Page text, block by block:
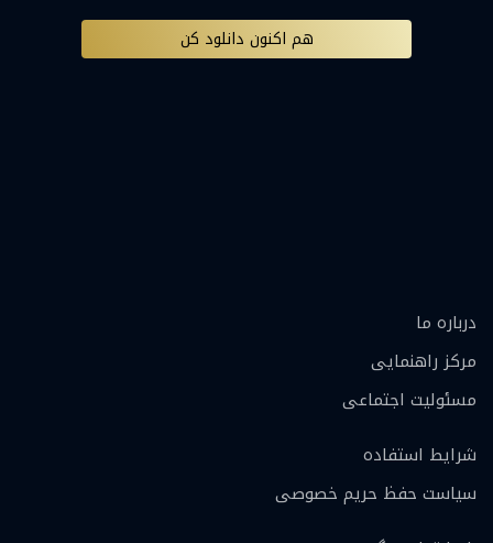
هم اکنون دانلود کن
درباره ما
مرکز راهنمایی
مسئولیت اجتماعی
شرایط استفاده
سیاست حفظ حریم خصوصی